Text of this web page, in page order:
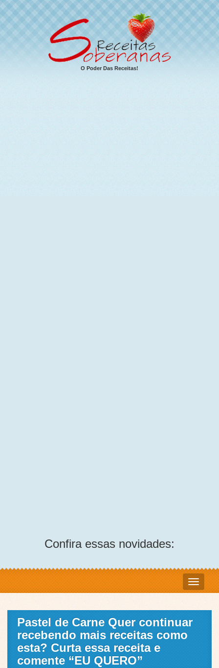
O Poder Das Receitas!
Confira essas novidades:
Pastel de Carne Quer continuar
recebendo mais receitas como
esta? Curta essa receita e
comente “EU QUERO”